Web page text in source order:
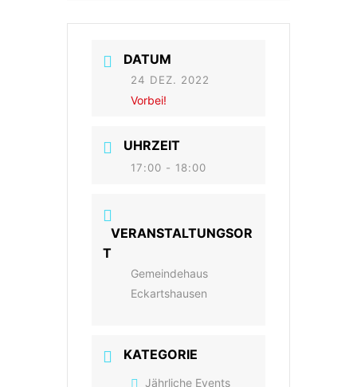
DATUM
24 DEZ. 2022
Vorbei!
UHRZEIT
17:00 - 18:00
VERANSTALTUNGSOR
T
Gemeindehaus
Eckartshausen
KATEGORIE
Jährliche Events